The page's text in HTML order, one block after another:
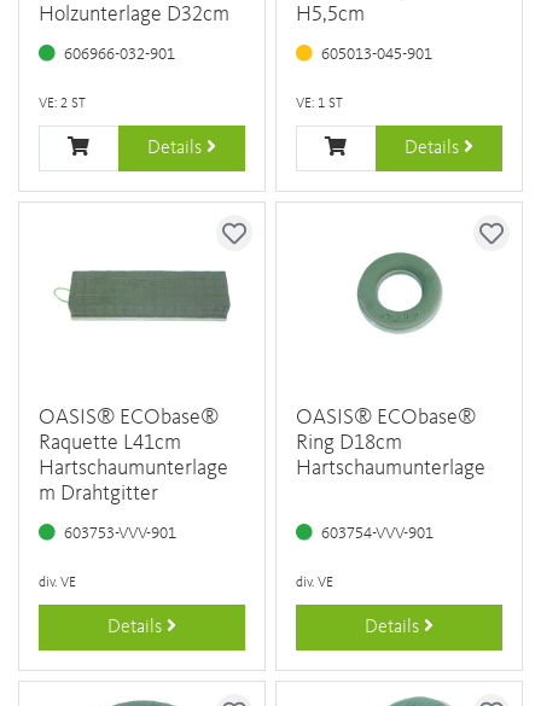
Holzunterlage D32cm
606966-032-901
VE: 2 ST
Details
H5,5cm
605013-045-901
VE: 1 ST
Details
OASIS® ECObase®
Raquette L41cm
Hartschaumunterlage
m Drahtgitter
603753-VVV-901
div. VE
Details
OASIS® ECObase®
Ring D18cm
Hartschaumunterlage
603754-VVV-901
div. VE
Details